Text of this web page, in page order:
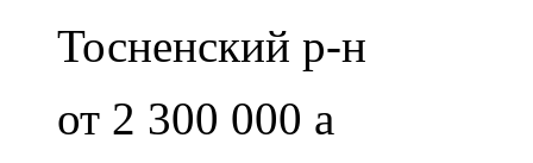
Тосненский р-н
от 2 300 000 a